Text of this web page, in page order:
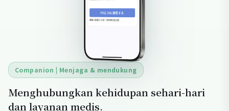
Companion | Menjaga & mendukung
Menghubungkan kehidupan sehari-hari
dan layanan medis.